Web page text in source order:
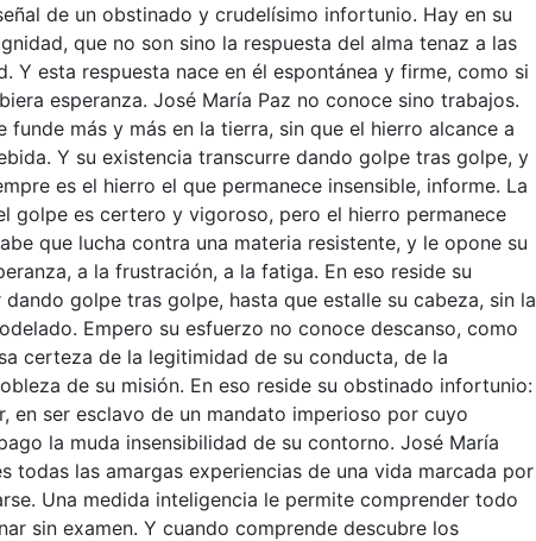
de un obstinado y crudelísimo infortunio. Hay en su
que no son sino la respuesta del alma tenaz a las
Y esta respuesta nace en él espontánea y firme, como si
esperanza. José María Paz no conoce sino trabajos.
funde más y más en la tierra, sin que el hierro alcance a
Y su existencia transcurre dando golpe tras golpe, y
es el hierro el que permanece insensible, informe. La
golpe es certero y vigoroso, pero el hierro permanece
que lucha contra una materia resistente, y le opone su
a la frustración, a la fatiga. En eso reside su
golpe tras golpe, hasta que estalle su cabeza, sin la
Empero su esfuerzo no conoce descanso, como
certeza de la legitimidad de su conducta, de la
de su misión. En eso reside su obstinado infortunio:
en ser esclavo de un mandato imperioso por cuyo
la muda insensibilidad de su contorno. José María
todas las amargas experiencias de una vida marcada por
Una medida inteligencia le permite comprender todo
sin examen. Y cuando comprende descubre los